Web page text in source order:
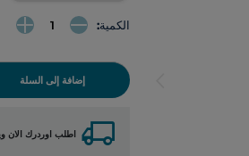
الكمية:
إضافة إلى السلة
local_shipping اطلب اوردرك الان